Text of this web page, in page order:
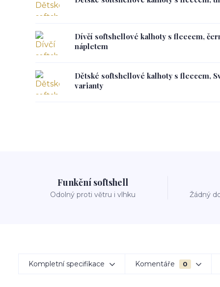
Dívčí softshellové kalhoty s fleecem,
nápletem
Dětské softshellové kalhoty s fleecem,
varianty
Funkční softshell
Odolný proti větru i vlhku Žádný
Kompletní specifikace Komentáře 0